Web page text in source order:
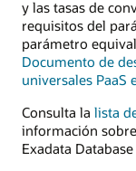
y las tasas de
requisitos del
parámetro
Documento de
universales PaaS
Consulta la lista
información
Exadata